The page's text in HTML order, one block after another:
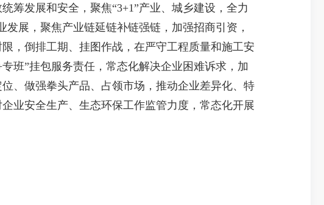
发展和安全，聚焦“3+1”产业、城乡建设，全力
展，聚焦产业链延链补链强链，加强招商引资，
，倒排工期、挂图作战，在严守工程质量和施工安
班”挂包服务责任，常态化解决企业困难诉求，加
、做强拳头产品、占领市场，推动企业差异化、特
业安全生产、生态环保工作监管力度，常态化开展